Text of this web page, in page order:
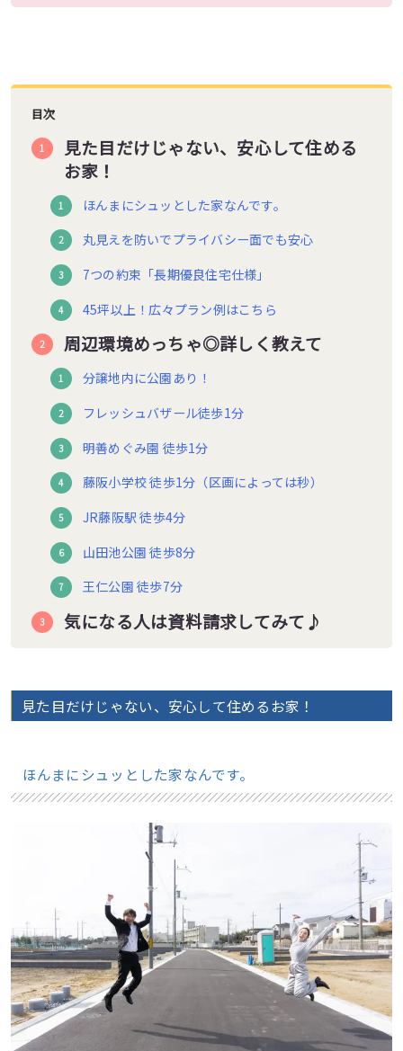
目次
見た目だけじゃない、安心して住める
お家！
ほんまにシュッとした家なんです。
丸見えを防いでプライバシー面でも安心
7つの約束「長期優良住宅仕様」
45坪以上！広々プラン例はこちら
周辺環境めっちゃ◎詳しく教えて
分譲地内に公園あり！
フレッシュバザール徒歩1分
明善めぐみ園 徒歩1分
藤阪小学校 徒歩1分（区画によっては秒）
JR藤阪駅 徒歩4分
山田池公園 徒歩8分
王仁公園 徒歩7分
気になる人は資料請求してみて♪
見た目だけじゃない、安心して住めるお家！
ほんまにシュッとした家なんです。